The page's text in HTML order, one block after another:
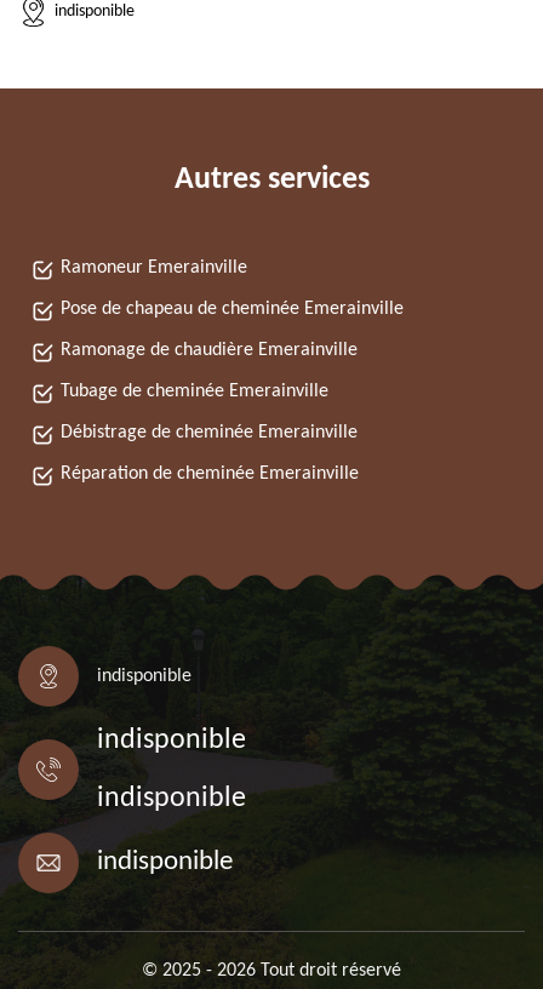
indisponible
Autres services
Ramoneur Emerainville
Pose de chapeau de cheminée Emerainville
Ramonage de chaudière Emerainville
Tubage de cheminée Emerainville
Débistrage de cheminée Emerainville
Réparation de cheminée Emerainville
indisponible
indisponible
indisponible
indisponible
© 2025 - 2026 Tout droit réservé